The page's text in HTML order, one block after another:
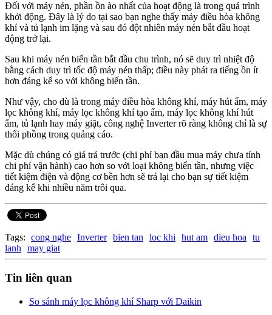
Đối với máy nén, phần ồn ào nhất của hoạt động là trong quá trình
khởi động. Đây là lý do tại sao bạn nghe thấy máy điều hòa không
khí và tủ lạnh im lặng và sau đó đột nhiên máy nén bắt đầu hoạt
động trở lại.
Sau khi máy nén biến tần bắt đầu chu trình, nó sẽ duy trì nhiệt độ
bằng cách duy trì tốc độ máy nén thấp; điều này phát ra tiếng ồn ít
hơn đáng kể so với không biến tần.
Như vậy, cho dù là trong máy điều hòa không khí, máy hút ẩm, máy
lọc không khí, máy lọc không khí tạo ẩm, máy lọc không khí hút
ẩm, tủ lạnh hay máy giặt, công nghệ Inverter rõ ràng không chỉ là sự
thổi phồng trong quảng cáo.
Mặc dù chúng có giá trả trước (chi phí ban đầu mua máy chưa tính
chi phí vận hành) cao hơn so với loại không biến tần, nhưng việc
tiết kiệm điện và động cơ bền hơn sẽ trả lại cho bạn sự tiết kiệm
đáng kể khi nhiều năm trôi qua.
Tags: cong nghe Inverter bien tan loc khi hut am dieu hoa
tu
lanh
may giat
Tin liên quan
So sánh máy lọc không khí Sharp với Daikin